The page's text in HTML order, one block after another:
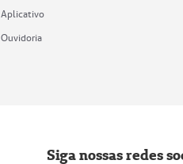
Aplicativo
Ouvidoria
Siga nossas redes